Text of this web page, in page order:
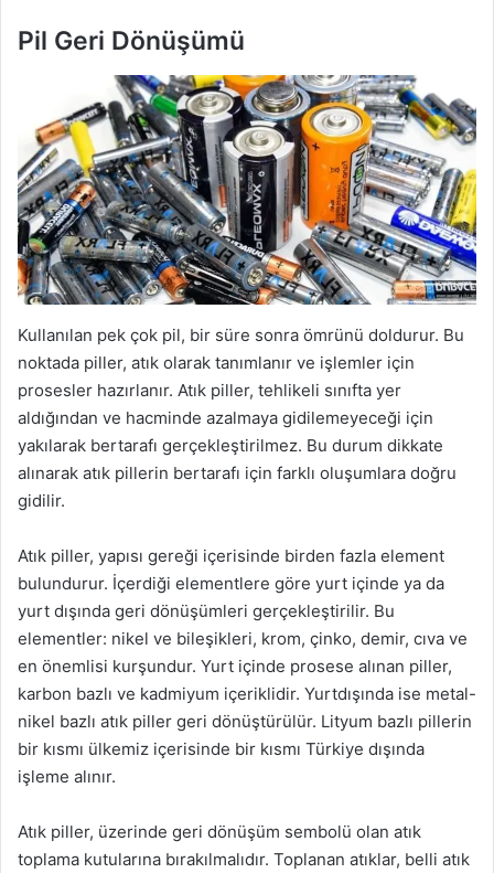
Pil Geri Dönüşümü
Kullanılan pek çok pil, bir süre sonra ömrünü doldurur. Bu
noktada piller, atık olarak tanımlanır ve işlemler için
prosesler hazırlanır. Atık piller, tehlikeli sınıfta yer
aldığından ve hacminde azalmaya gidilemeyeceği için
yakılarak bertarafı gerçekleştirilmez. Bu durum dikkate
alınarak atık pillerin bertarafı için farklı oluşumlara doğru
gidilir.
Atık piller, yapısı gereği içerisinde birden fazla element
bulundurur. İçerdiği elementlere göre yurt içinde ya da
yurt dışında geri dönüşümleri gerçekleştirilir. Bu
elementler: nikel ve bileşikleri, krom, çinko, demir, cıva ve
en önemlisi kurşundur. Yurt içinde prosese alınan piller,
karbon bazlı ve kadmiyum içeriklidir. Yurtdışında ise metal-
nikel bazlı atık piller geri dönüştürülür. Lityum bazlı pillerin
bir kısmı ülkemiz içerisinde bir kısmı Türkiye dışında
işleme alınır.
Atık piller, üzerinde geri dönüşüm sembolü olan atık
toplama kutularına bırakılmalıdır. Toplanan atıklar, belli atık